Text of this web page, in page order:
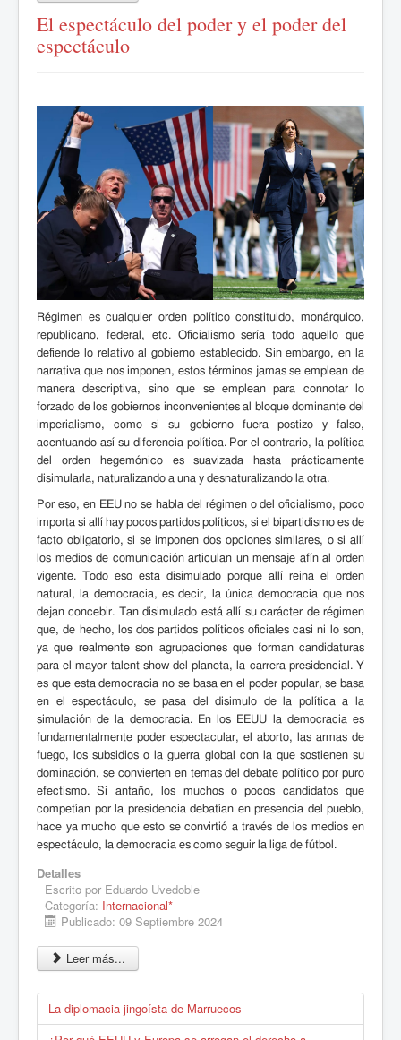
El espectáculo del poder y el poder del
espectáculo
Régimen es cualquier orden político constituido, monárquico,
republicano, federal, etc. Oficialismo sería todo aquello que
defiende lo relativo al gobierno establecido. Sin embargo, en la
narrativa que nos imponen, estos términos jamas se emplean de
manera descriptiva, sino que se emplean para connotar lo
forzado de los gobiernos inconvenientes al bloque dominante del
imperialismo, como si su gobierno fuera postizo y falso,
acentuando así su diferencia política. Por el contrario, la política
del orden hegemónico es suavizada hasta prácticamente
disimularla, naturalizando a una y desnaturalizando la otra.
Por eso, en EEU no se habla del régimen o del oficialismo, poco
importa si allí hay pocos partidos políticos, si el bipartidismo es de
facto obligatorio, si se imponen dos opciones similares, o si allí
los medios de comunicación articulan un mensaje afín al orden
vigente. Todo eso esta disimulado porque allí reina el orden
natural, la democracia, es decir, la única democracia que nos
dejan concebir. Tan disimulado está allí su carácter de régimen
que, de hecho, los dos partidos políticos oficiales casi ni lo son,
ya que realmente son agrupaciones que forman candidaturas
para el mayor talent show del planeta, la carrera presidencial. Y
es que esta democracia no se basa en el poder popular, se basa
en el espectáculo, se pasa del disimulo de la política a la
simulación de la democracia. En los EEUU la democracia es
fundamentalmente poder espectacular, el aborto, las armas de
fuego, los subsidios o la guerra global con la que sostienen su
dominación, se convierten en temas del debate político por puro
efectismo. Si antaño, los muchos o pocos candidatos que
competían por la presidencia debatían en presencia del pueblo,
hace ya mucho que esto se convirtió a través de los medios en
espectáculo, la democracia es como seguir la liga de fútbol.
Detalles
Escrito por Eduardo Uvedoble
Categoría: Internacional*
Publicado: 09 Septiembre 2024
Leer más...
La diplomacia jingoísta de Marruecos